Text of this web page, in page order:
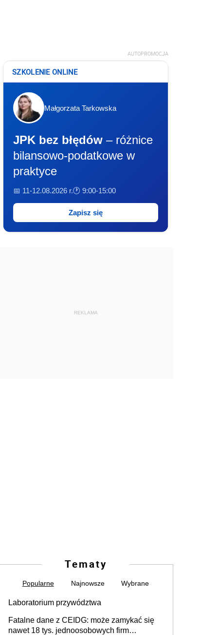
AUTOPROMOCJA
SZKOLENIE ONLINE
Małgorzata Tarkowska
JPK bez błędów – różnice
bilansowo-podatkowe w
praktyce
📅 11-12.08.2026 r.🕐 9:00-15:00
Zapisz się
REKLAMA
Tematy
Popularne Najnowsze Wybrane
Laboratorium przywództwa
Fatalne dane z CEIDG: może zamykać się
nawet 18 tys. jednoosobowych firm